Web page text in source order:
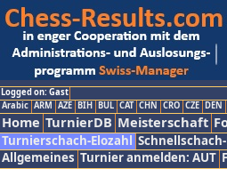
Logged on: Gast
Arabic ARM AZE BIH BUL CAT CHN CRO CZE DEN
Home TurnierDB Meisterschaft
Turnierschach-Elozahl
Allgemeines Turnier anmelden: AUT